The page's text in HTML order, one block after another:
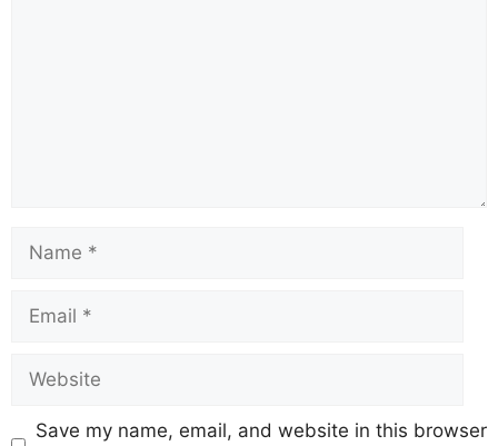
Save my name, email, and website in this browser